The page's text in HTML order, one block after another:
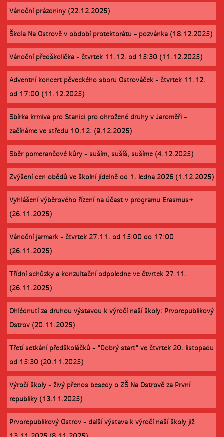
Vánoční prázdniny (22.12.2025)
Škola Na Ostrově v období protektorátu - pozvánka (18.12.2025)
Vánoční předškolička - čtvrtek 11.12. od 15:30 (11.12.2025)
Adventní koncert pěveckého sboru Ostrováček - čtvrtek 11.12.
od 17:00 (11.12.2025)
Sbírka krmiva pro Stanici pro ohrožené druhy v Jaroměři -
začínáme ve středu 10.12. (9.12.2025)
Sběr pomerančové kůry - suším, sušíš, sušíme (4.12.2025)
Zvýšení cen obědů ve školní jídelně od 1. ledna 2026 (1.12.2025)
Vyhlášení výběrového řízení na účast v programu Erasmus+
(26.11.2025)
Vánoční jarmark - čtvrtek 27.11. od 15:00 do 17:00
(26.11.2025)
Třídní schůzky a konzultační odpoledne ve čtvrtek 27.11.
(26.11.2025)
Ohlédnutí za druhou výstavou k výročí naší školy: Prvorepublikový
Ostrov (20.11.2025)
Třetí setkání předškoláčků - "Dobrý start" ve čtvrtek 20. listopadu
od 15:30 (20.11.2025)
Výročí školy - živý přenos besedy o ZŠ Na Ostrově za První
republiky (13.11.2025)
Prvorepublikový Ostrov - další výstava k výročí naší školy již